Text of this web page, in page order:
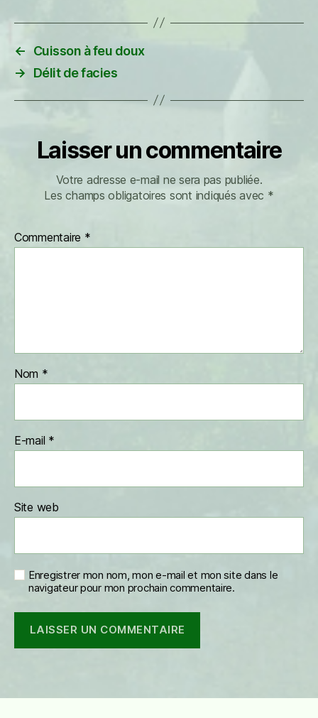
←
Cuisson à feu doux
→
Délit de facies
Laisser un commentaire
Votre adresse e-mail ne sera pas publiée.
Les champs obligatoires sont indiqués avec *
Commentaire *
Nom *
E-mail *
Site web
Enregistrer mon nom, mon e-mail et mon site dans le
navigateur pour mon prochain commentaire.